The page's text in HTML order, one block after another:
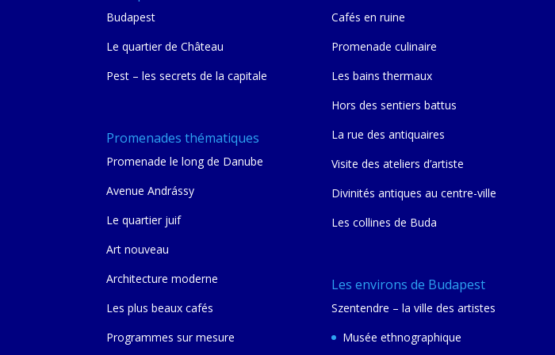
Budapest
Le quartier de Château
Pest – les secrets de la capitale
Promenades thématiques
Promenade le long de Danube
Avenue Andrássy
Le quartier juif
Art nouveau
Architecture moderne
Les plus beaux cafés
Programmes sur mesure
Cafés en ruine
Promenade culinaire
Les bains thermaux
Hors des sentiers battus
La rue des antiquaires
Visite des ateliers d’artiste
Divinités antiques au centre-ville
Les collines de Buda
Les environs de Budapest
Szentendre – la ville des artistes
Musée ethnographique